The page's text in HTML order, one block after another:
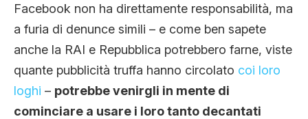
Facebook non ha direttamente responsabilità, ma
a furia di denunce simili – e come ben sapete
anche la RAI e Repubblica potrebbero farne, viste
quante pubblicità truffa hanno circolato coi loro
loghi – potrebbe venirgli in mente di
cominciare a usare i loro tanto decantati